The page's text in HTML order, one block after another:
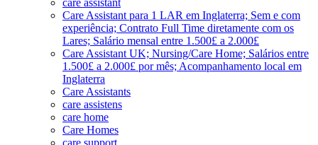
Care Assistant para 1 LAR em Inglaterra; Sem e com
experiência; Contrato Full Time diretamente com os
Lares; Salário mensal entre 1.500£ a 2.000£
Care Assistant UK; Nursing/Care Home; Salários entre
1.500£ a 2.000£ por mês; Acompanhamento local em
Inglaterra
Care Assistants
care assistens
care home
Care Homes
care support